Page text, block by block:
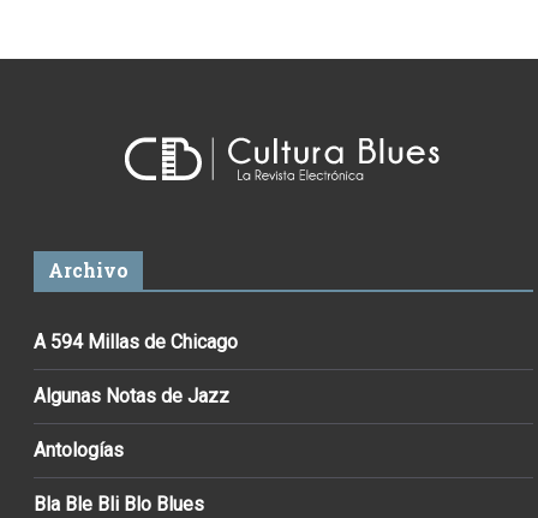
Archivo
A 594 Millas de Chicago
Algunas Notas de Jazz
Antologías
Bla Ble Bli Blo Blues